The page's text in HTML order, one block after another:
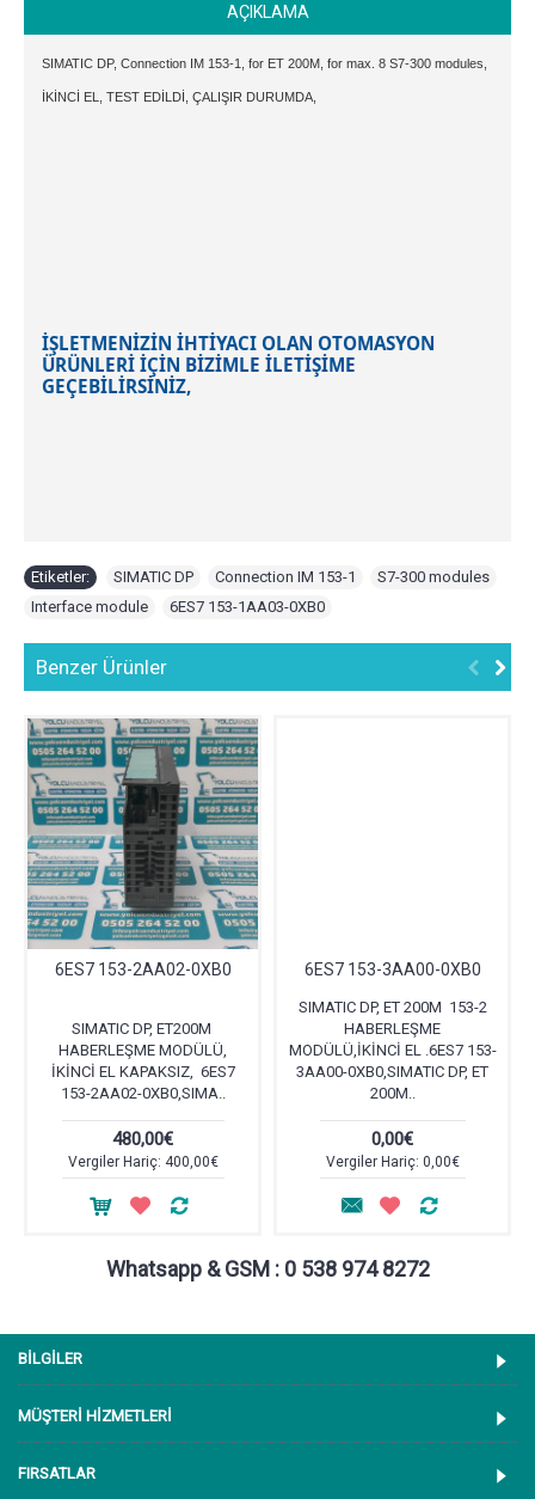
AÇIKLAMA
SIMATIC DP, Connection IM 153-1, for ET 200M, for max. 8 S7-300 modules,
İKİNCİ EL, TEST EDİLDİ, ÇALIŞIR DURUMDA,
İŞLETMENİZİN İHTİYACI OLAN OTOMASYON
ÜRÜNLERİ İÇİN BİZİMLE İLETİŞİME
GEÇEBİLİRSİNİZ,
Etiketler: SIMATIC DP Connection IM 153-1 S7-300 modules
Interface module
6ES7 153-1AA03-0XB0
Benzer Ürünler
6ES7 153-2AA02-0XB0
SIMATIC DP, ET200M
HABERLEŞME MODÜLÜ,
İKİNCİ EL KAPAKSIZ, 6ES7
153-2AA02-0XB0,SIMA..
480,00€
Vergiler Hariç: 400,00€
6ES7 153-3AA00-0XB0
SIMATIC DP, ET 200M 153-2
HABERLEŞME
MODÜLÜ,İKİNCİ EL .6ES7 153-
3AA00-0XB0,SIMATIC DP, ET
200M..
0,00€
Vergiler Hariç: 0,00€
Whatsapp & GSM : 0 538 974 8272
BİLGİLER
MÜŞTERİ HİZMETLERİ
FIRSATLAR